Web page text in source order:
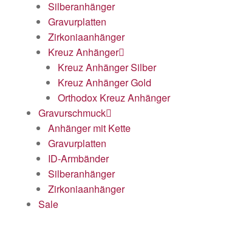
Silberanhänger
Gravurplatten
Zirkoniaanhänger
Kreuz Anhänger
Kreuz Anhänger Silber
Kreuz Anhänger Gold
Orthodox Kreuz Anhänger
Gravurschmuck
Anhänger mit Kette
Gravurplatten
ID-Armbänder
Silberanhänger
Zirkoniaanhänger
Sale